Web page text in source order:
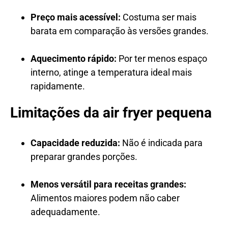
Preço mais acessível: Costuma ser mais
barata em comparação às versões grandes.
Aquecimento rápido: Por ter menos espaço
interno, atinge a temperatura ideal mais
rapidamente.
Limitações da air fryer pequena
Capacidade reduzida: Não é indicada para
preparar grandes porções.
Menos versátil para receitas grandes:
Alimentos maiores podem não caber
adequadamente.